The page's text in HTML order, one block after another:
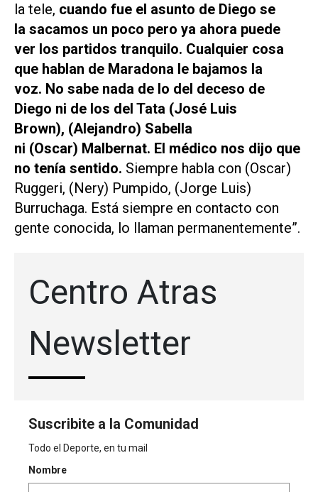
la tele, cuando fue el asunto de Diego se
la sacamos un poco pero ya ahora puede
ver los partidos tranquilo. Cualquier cosa
que hablan de Maradona le bajamos la
voz. No sabe nada de lo del deceso de
Diego ni de los del Tata (José Luis
Brown), (Alejandro) Sabella
ni (Oscar) Malbernat. El médico nos dijo que
no tenía sentido. Siempre habla con (Oscar)
Ruggeri, (Nery) Pumpido, (Jorge Luis)
Burruchaga. Está siempre en contacto con
gente conocida, lo llaman permanentemente”.